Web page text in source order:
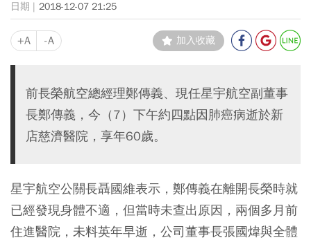
2018-12-07 21:25
+A -A 加入收藏
前長榮航空總經理鄭傳義、現任星宇航空副董事
長鄭傳義，今（7）下午約四點因肺癌病逝於新
店慈濟醫院，享年60歲。
星宇航空公關長聶國維表示，鄭傳義在離開長榮時就
已經發現身體不適，但當時未查出原因，兩個多月前
住進醫院，未料英年早逝，公司董事長張國煒與全體